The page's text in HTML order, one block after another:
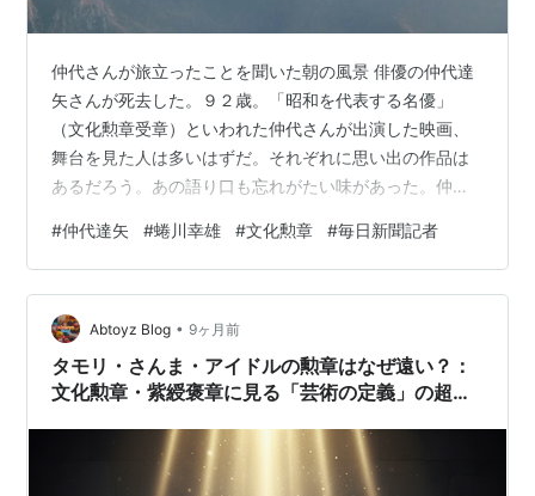
仲代さんが旅立ったことを聞いた朝の風景 俳優の仲代達
矢さんが死去した。９２歳。「昭和を代表する名優」
（文化勲章受章）といわれた仲代さんが出演した映画、
舞台を見た人は多いはずだ。それぞれに思い出の作品は
あるだろう。あの語り口も忘れがたい味があった。仲代
答えが、高橋豊著『幻を追って 仲代達矢）の役者半世
紀』（毎日新聞）に書かれている。（仲代さんは８日、
都内の病院で肺炎のため死去したという）
#仲代達矢 #蜷川幸雄 #文化勲章 #毎日新聞記者
Abtoyz Blog • 9ヶ月前
タモリ・さんま・アイドルの勲章はなぜ遠い？：
文化勲章・紫綬褒章に見る「芸術の定義」の超マ